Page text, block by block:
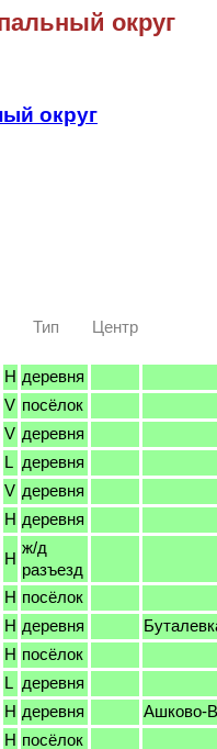
округ
округ
Тип Центр
H деревня
V посёлок
V деревня
L деревня
V деревня
H деревня
H
ж/д
разъезд
H посёлок
H деревня
H посёлок
L деревня
H деревня
Ашково-
H посёлок